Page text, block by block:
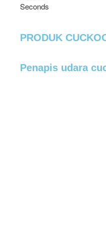
Seconds
PRODUK
Penapis udara